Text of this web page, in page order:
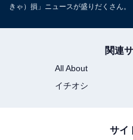
きゃ）損」ニュースが盛りだくさん。
関連
All About
イチオシ
サイ